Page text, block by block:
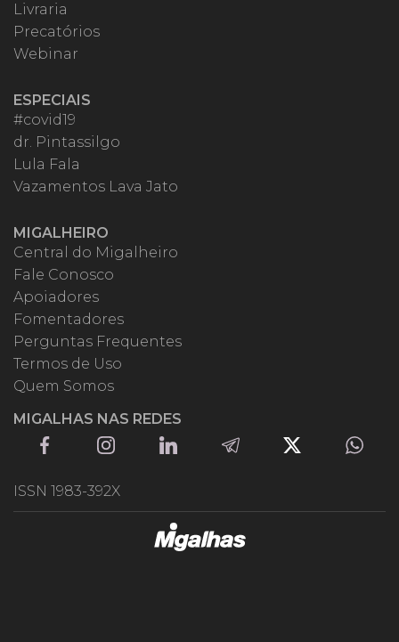
Livraria
Precatórios
Webinar
ESPECIAIS
#covid19
dr. Pintassilgo
Lula Fala
Vazamentos Lava Jato
MIGALHEIRO
Central do Migalheiro
Fale Conosco
Apoiadores
Fomentadores
Perguntas Frequentes
Termos de Uso
Quem Somos
MIGALHAS NAS REDES
ISSN 1983-392X